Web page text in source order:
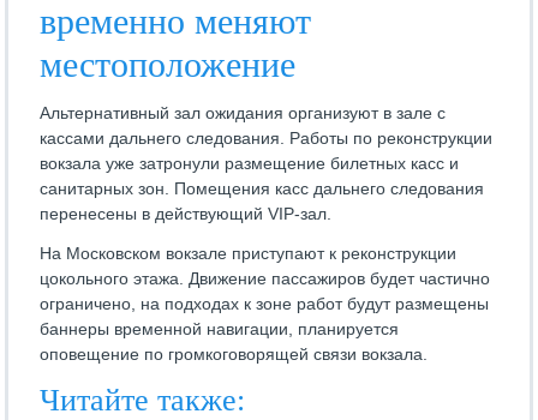
временно меняют
местоположение
Альтернативный зал ожидания организуют в зале с
кассами дальнего следования. Работы по реконструкции
вокзала уже затронули размещение билетных касс и
санитарных зон. Помещения касс дальнего следования
перенесены в действующий VIP-зал.
На Московском вокзале приступают к реконструкции
цокольного этажа. Движение пассажиров будет частично
ограничено, на подходах к зоне работ будут размещены
баннеры временной навигации, планируется
оповещение по громкоговорящей связи вокзала.
Читайте также: